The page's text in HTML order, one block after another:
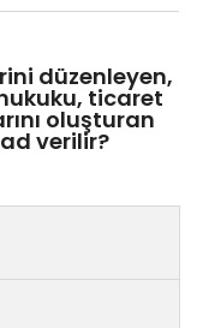
düzenleyen,
ticaret
oluşturan
verilir?